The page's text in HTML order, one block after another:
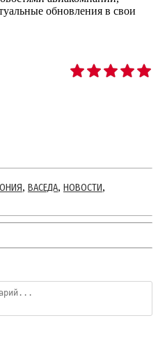
обновления в свои
, ВАСЕДА, НОВОСТИ,